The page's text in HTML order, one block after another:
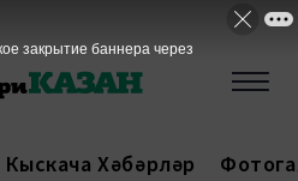
Кыскача Хәбәрләр
закрытие баннера через